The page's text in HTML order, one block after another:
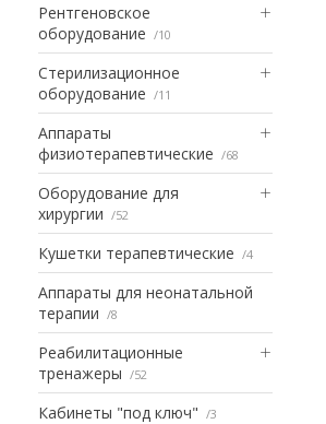
Рентгеновское
оборудование
10
Стерилизационное
оборудование
11
Аппараты
физиотерапевтические
68
Оборудование для
хирургии
52
Кушетки терапевтические 4
Аппараты для неонатальной
терапии
8
Реабилитационные
тренажеры
52
Кабинеты "под ключ" 3